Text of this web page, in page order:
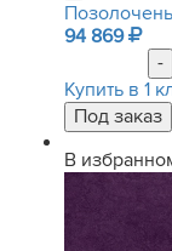
94 869
-
Купить в 1
В